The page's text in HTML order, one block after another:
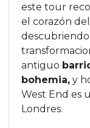
este tour
el corazón
antiguo
bohemia, y
West End es
Londres.